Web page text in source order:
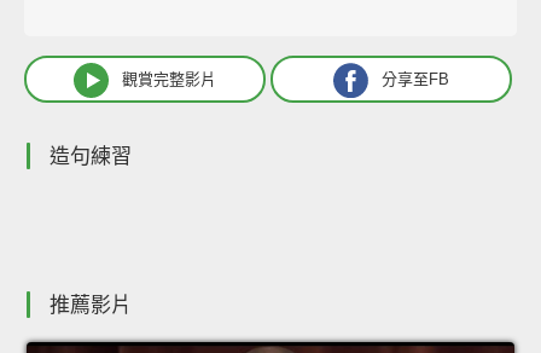
觀賞完整影片 分享至FB
造句練習
推薦影片